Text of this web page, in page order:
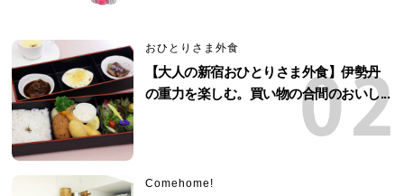
おひとりさま外食
【大人の新宿おひとりさま外食】伊勢丹
の重力を楽しむ。買い物の合間のおいし...
Comehome!